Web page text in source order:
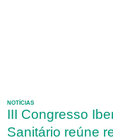
NOTÍCIAS
III Congresso
Sanitário reúne